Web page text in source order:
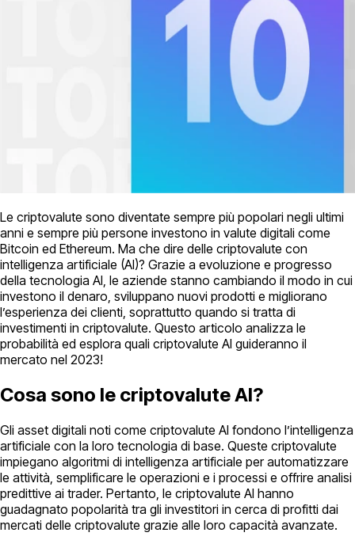
Le criptovalute sono diventate sempre più popolari negli ultimi
anni e sempre più persone investono in valute digitali come
Bitcoin ed Ethereum. Ma che dire delle criptovalute con
intelligenza artificiale (AI)? Grazie a evoluzione e progresso
della tecnologia AI, le aziende stanno cambiando il modo in cui
investono il denaro, sviluppano nuovi prodotti e migliorano
l’esperienza dei clienti, soprattutto quando si tratta di
investimenti in criptovalute. Questo articolo analizza le
probabilità ed esplora quali criptovalute AI guideranno il
mercato nel 2023!
Cosa sono le criptovalute AI?
Gli asset digitali noti come criptovalute AI fondono l’intelligenza
artificiale con la loro tecnologia di base. Queste criptovalute
impiegano algoritmi di intelligenza artificiale per automatizzare
le attività, semplificare le operazioni e i processi e offrire analisi
predittive ai trader. Pertanto, le criptovalute AI hanno
guadagnato popolarità tra gli investitori in cerca di profitti dai
mercati delle criptovalute grazie alle loro capacità avanzate.